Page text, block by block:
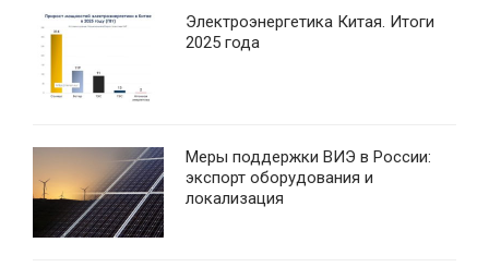
Электроэнергетика Китая. Итоги
2025 года
Меры поддержки ВИЭ в России:
экспорт оборудования и
локализация